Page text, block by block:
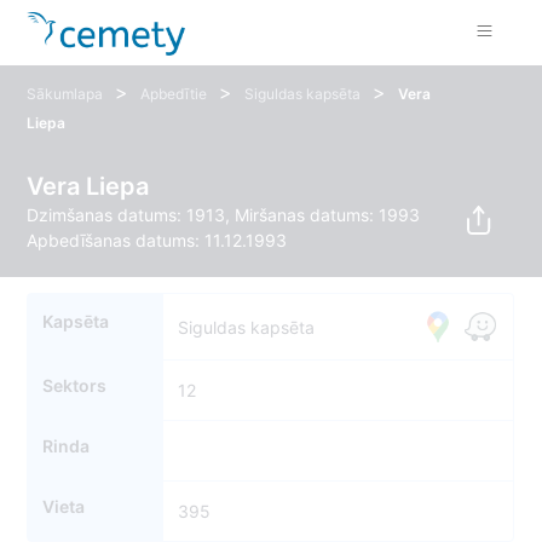
Sākumlapa > Apbedītie > Siguldas kapsēta >
Vera
Liepa
Vera Liepa
Dzimšanas datums: 1913, Miršanas datums: 1993
Apbedīšanas datums: 11.12.1993
Kapsēta Siguldas kapsēta
Sektors 12
Rinda
Vieta 395